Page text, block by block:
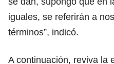
iguales, se referirán a
términos”, indicó.
A continuación, reviva la